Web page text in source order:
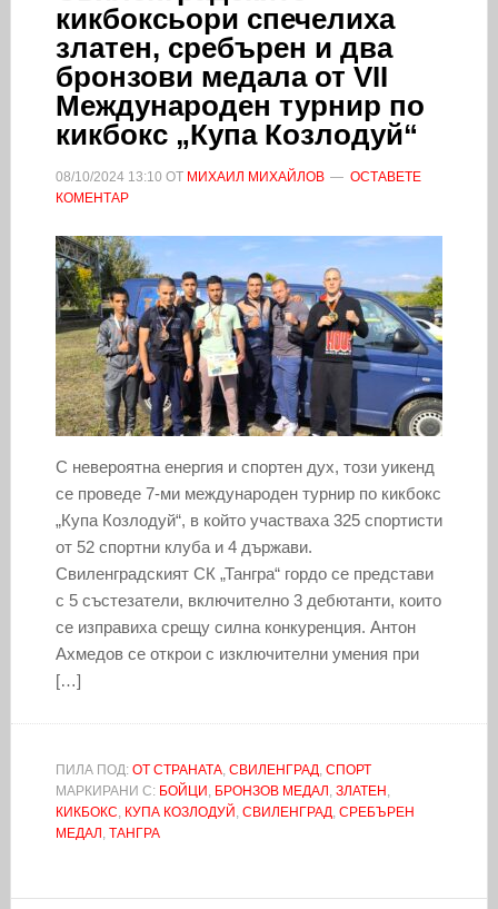
кикбоксьори спечелиха
златен, сребърен и два
бронзови медала от VII
Международен турнир по
кикбокс „Купа Козлодуй“
08/10/2024 13:10 ОТ МИХАИЛ МИХАЙЛОВ
ОСТАВЕТЕ
КОМЕНТАР
С невероятна енергия и спортен дух, този уикенд
се проведе 7-ми международен турнир по кикбокс
„Купа Козлодуй“, в който участваха 325 спортисти
от 52 спортни клуба и 4 държави.
Свиленградският СК „Тангра“ гордо се представи
с 5 състезатели, включително 3 дебютанти, които
се изправиха срещу силна конкуренция. Антон
Ахмедов се открои с изключителни умения при
[…]
ПИЛА ПОД: ОТ СТРАНАТА, СВИЛЕНГРАД, СПОРТ
МАРКИРАНИ С: БОЙЦИ , БРОНЗОВ МЕДАЛ , ЗЛАТЕН ,
КИКБОКС, КУПА КОЗЛОДУЙ , СВИЛЕНГРАД, СРЕБЪРЕН
МЕДАЛ , ТАНГРА